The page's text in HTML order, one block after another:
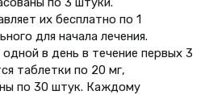
их бесплатно по 1
для начала лечения.
в день в течение первых 3
таблетки по 20 мг,
по 30 штук. Каждому